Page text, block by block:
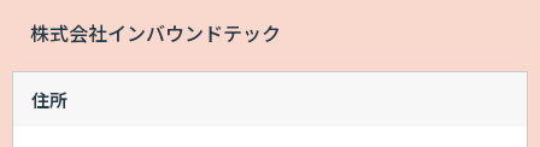
株式会社インバウンドテック
住所